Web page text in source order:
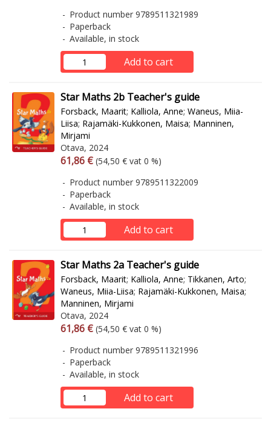
Product number 9789511321989
Paperback
Available, in stock
Add to cart
Star Maths 2b Teacher's guide
Forsback, Maarit; Kalliola, Anne; Waneus, Miia-
Liisa; Rajamäki-Kukkonen, Maisa; Manninen,
Mirjami
Otava, 2024
Arvonlisäverollinen hinta
61,86 € Excl. vat
(54,50 € vat 0 %)
Product number 9789511322009
Paperback
Available, in stock
Add to cart
Star Maths 2a Teacher's guide
Forsback, Maarit; Kalliola, Anne; Tikkanen, Arto;
Waneus, Miia-Liisa; Rajamäki-Kukkonen, Maisa;
Manninen, Mirjami
Otava, 2024
Arvonlisäverollinen hinta
61,86 € Excl. vat
(54,50 € vat 0 %)
Product number 9789511321996
Paperback
Available, in stock
Add to cart